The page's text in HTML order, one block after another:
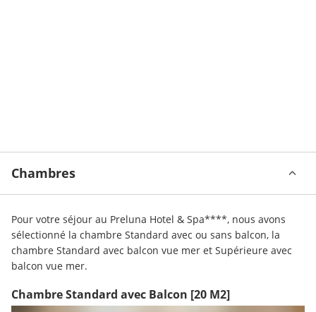
Chambres
Pour votre séjour au Preluna Hotel & Spa****, nous avons
sélectionné la chambre Standard avec ou sans balcon, la
chambre Standard avec balcon vue mer et Supérieure avec
balcon vue mer.
Chambre Standard avec Balcon [20 M2]